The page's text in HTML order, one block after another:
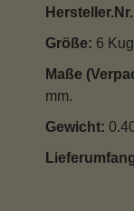
Größe: 6
Maße
mm.
Gewicht: